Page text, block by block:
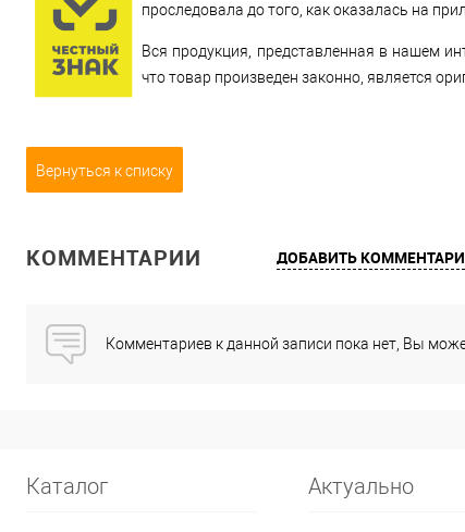
проследовала до того, как оказалась на
Вся продукция, представленная в нашем
что товар произведен законно, является
Вернуться к списку
КОММЕНТАРИИ ДОБАВИТЬ
Комментариев к данной записи пока нет, Вы
Каталог Актуально